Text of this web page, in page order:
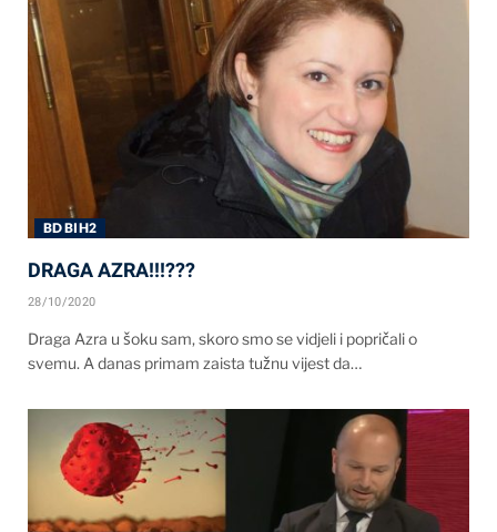
BD BIH2
DRAGA AZRA!!!???
28/10/2020
Draga Azra u šoku sam, skoro smo se vidjeli i popričali o
svemu. A danas primam zaista tužnu vijest da…